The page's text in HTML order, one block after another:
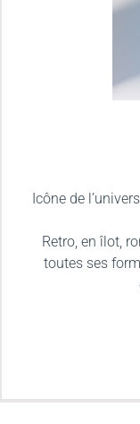
Icône de
Retro, en îlot,
toutes ses